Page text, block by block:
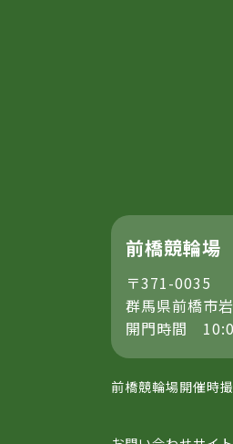
前橋競輪場
〒371-0035
群馬県前橋市
開門時間
前橋競輪場開催時